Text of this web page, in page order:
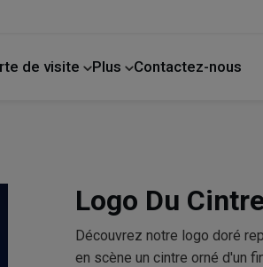
de visite Plus Contactez-nous
Logo Du
Découvrez notre logo doré
en scène un cintre orné d'un